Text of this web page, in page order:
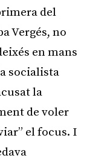
del
Vergés, no
en mans
socialista
la
de voler
el focus. I